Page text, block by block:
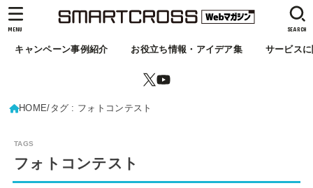
キャンペーン事例紹介 お役立ち情報・アイデア集 サービス
SEARCH
MENU
HOME タグ : フォトコンテスト
フォトコンテスト